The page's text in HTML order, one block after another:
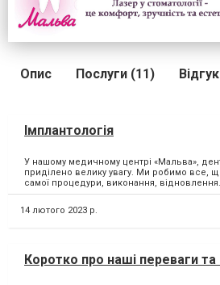
Опис Послуги (11)
Імплантологія
У нашому медичному центрі «Мальва»,
приділено велику увагу. Ми робимо все,
самої процедури, виконання,
14 лютого 2023 р.
Коротко про наші переваги